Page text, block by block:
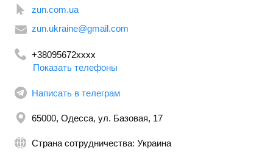
zun.com.ua
zun.ukraine@gmail.com
+38095672xxxx
Показать телефоны
Написать в телеграм
65000, Одесса, ул. Базовая, 17
Страна сотрудничества: Украина